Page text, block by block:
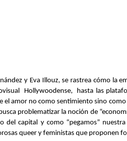
y Eva Illouz, se rastrea cómo la
Hollywoodense,  hasta las
amor no como sentimiento sino
problematizar la noción de
capital y como “pegamos”
queer y feministas que proponen